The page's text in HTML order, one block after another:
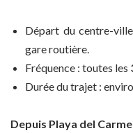
Départ du centre-
gare routière.
Fréquence : toutes les
Durée du trajet :
Depuis Playa del